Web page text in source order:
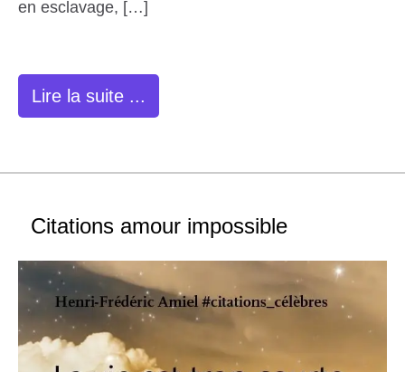
en esclavage, […]
Lire la suite ...
Citations amour impossible